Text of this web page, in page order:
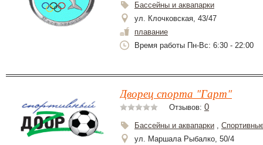
Бассейны и аквапарки
ул. Клочковская, 43/47
плавание
Время работы Пн-Вс: 6:30 - 22:00
Дворец спорта "Гарт"
Отзывов: 0
Бассейны и аквапарки ,
ул. Маршала Рыбалко, 50/4